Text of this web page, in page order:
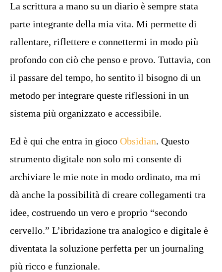
La scrittura a mano su un diario è sempre stata
parte integrante della mia vita. Mi permette di
rallentare, riflettere e connettermi in modo più
profondo con ciò che penso e provo. Tuttavia, con
il passare del tempo, ho sentito il bisogno di un
metodo per integrare queste riflessioni in un
sistema più organizzato e accessibile.
Ed è qui che entra in gioco Obsidian. Questo
strumento digitale non solo mi consente di
archiviare le mie note in modo ordinato, ma mi
dà anche la possibilità di creare collegamenti tra
idee, costruendo un vero e proprio “secondo
cervello.” L’ibridazione tra analogico e digitale è
diventata la soluzione perfetta per un journaling
più ricco e funzionale.